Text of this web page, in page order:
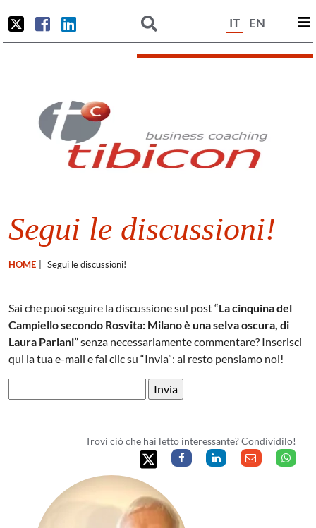
IT EN
Segui le discussioni!
HOME Segui le discussioni!
Sai che puoi seguire la discussione sul post “La cinquina del
Campiello secondo Rosvita: Milano è una selva oscura, di
Laura Pariani”senza necessariamente commentare? Inserisci
qui la tua e-mail e fai clic su “Invia”: al resto pensiamo noi!
Trovi ciò che hai letto interessante? Condividilo!